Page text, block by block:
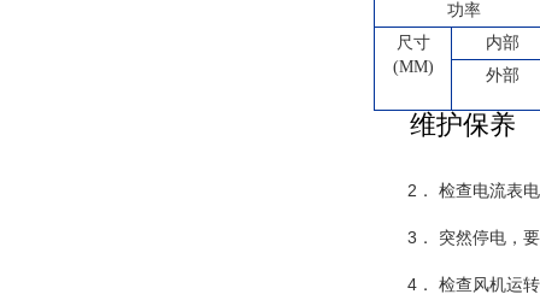
功率
尺寸
(MM)
内部
外部
维护保养
2． 检查电流表
3． 突然停电，
4． 检查风机运